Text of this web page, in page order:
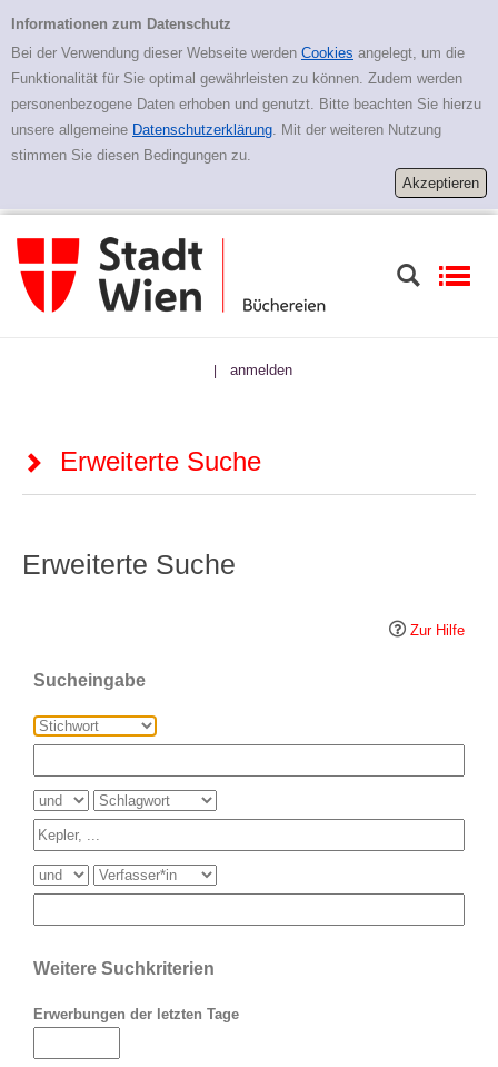
Erweiterte Suche
Informationen zum Datenschutz
Bei der Verwendung dieser Webseite werden Cookies angelegt, um die
Funktionalität für Sie optimal gewährleisten zu können. Zudem werden
personenbezogene Daten erhoben und genutzt. Bitte beachten Sie hierzu
unsere allgemeine Datenschutzerklärung. Mit der weiteren Nutzung
stimmen Sie diesen Bedingungen zu.
| anmelden
Erweiterte Suche
Erweiterte Suche
Zur Hilfe
Sucheingabe
Weitere Suchkriterien
Erwerbungen der letzten Tage